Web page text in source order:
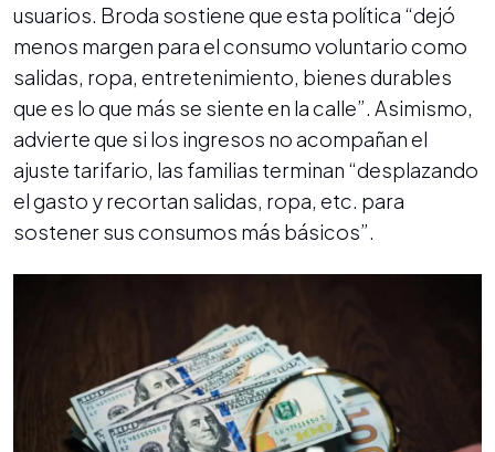
usuarios. Broda sostiene que esta política “dejó
menos margen para el consumo voluntario como
salidas, ropa, entretenimiento, bienes durables
que es lo que más se siente en la calle”. Asimismo,
advierte que si los ingresos no acompañan el
ajuste tarifario, las familias terminan “desplazando
el gasto y recortan salidas, ropa, etc. para
sostener sus consumos más básicos”.